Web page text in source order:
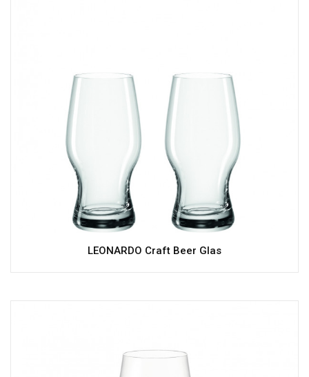
LEONARDO Craft Beer Glas